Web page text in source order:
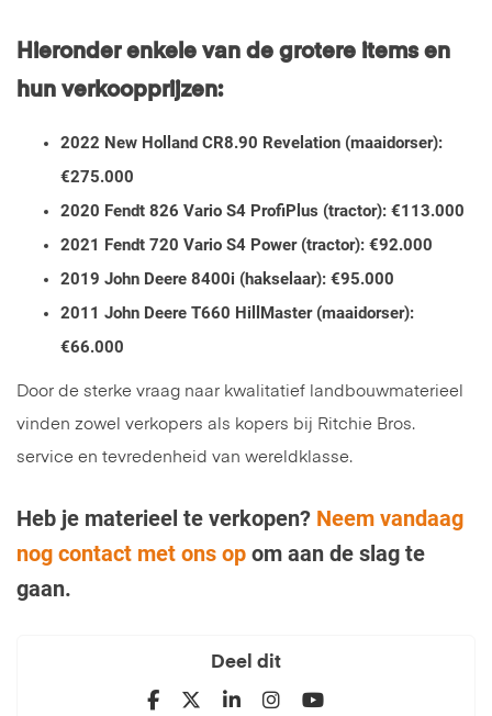
Hieronder enkele van de grotere items en
hun verkoopprijzen:
2022 New Holland CR8.90 Revelation (maaidorser):
€275.000
2020 Fendt 826 Vario S4 ProfiPlus (tractor): €113.000
2021 Fendt 720 Vario S4 Power (tractor): €92.000
2019 John Deere 8400i (hakselaar): €95.000
2011 John Deere T660 HillMaster (maaidorser):
€66.000
Door de sterke vraag naar kwalitatief landbouwmaterieel
vinden zowel verkopers als kopers bij Ritchie Bros.
service en tevredenheid van wereldklasse.
Heb je materieel te verkopen? Neem vandaag
nog contact met ons op om aan de slag te
gaan.
Deel dit